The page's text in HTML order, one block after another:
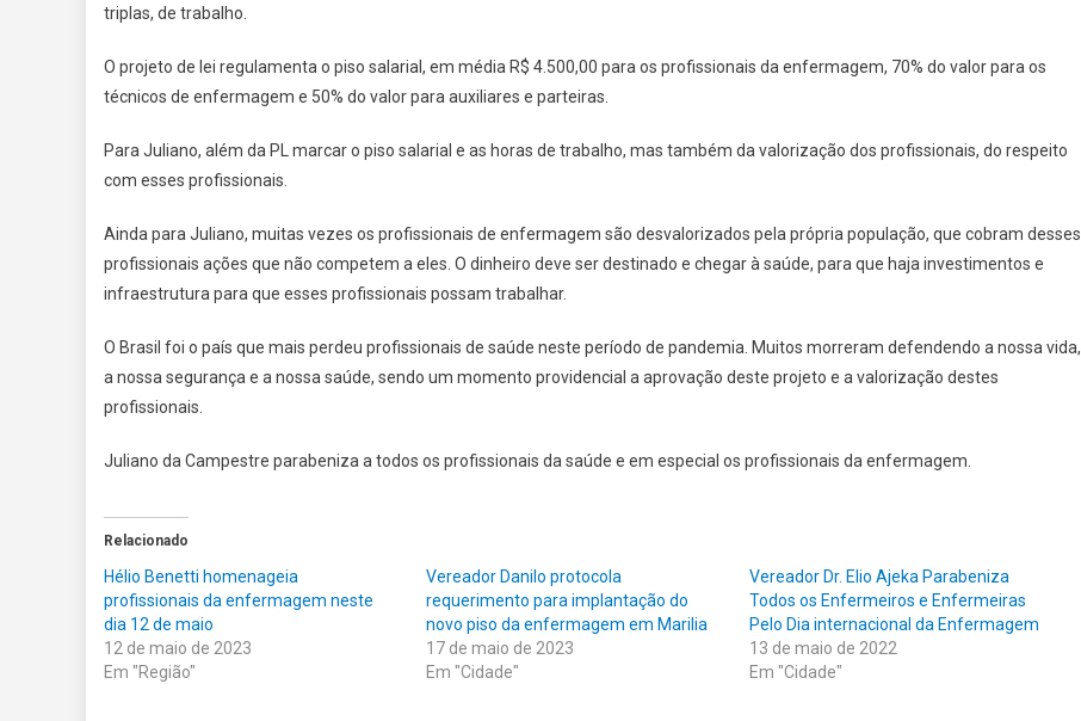
triplas, de trabalho.
O projeto de lei regulamenta o piso salarial, em média R$ 4.500,00 para os profissionais da enfermagem, 70% do valor para os
técnicos de enfermagem e 50% do valor para auxiliares e parteiras.
Para Juliano, além da PL marcar o piso salarial e as horas de trabalho, mas também da valorização dos profissionais, do respeito
com esses profissionais.
Ainda para Juliano, muitas vezes os profissionais de enfermagem são desvalorizados pela própria população, que cobram desses
profissionais ações que não competem a eles. O dinheiro deve ser destinado e chegar à saúde, para que haja investimentos e
infraestrutura para que esses profissionais possam trabalhar.
O Brasil foi o país que mais perdeu profissionais de saúde neste período de pandemia. Muitos morreram defendendo a nossa vida,
a nossa segurança e a nossa saúde, sendo um momento providencial a aprovação deste projeto e a valorização destes
profissionais.
Juliano da Campestre parabeniza a todos os profissionais da saúde e em especial os profissionais da enfermagem.
Relacionado
Hélio Benetti homenageia
profissionais da enfermagem neste
dia 12 de maio
12 de maio de 2023
Em "Região"
Vereador Danilo protocola
requerimento para implantação do
novo piso da enfermagem em Marilia
17 de maio de 2023
Em "Cidade"
Vereador Dr. Elio Ajeka Parabeniza
Todos os Enfermeiros e Enfermeiras
Pelo Dia internacional da Enfermagem
13 de maio de 2022
Em "Cidade"